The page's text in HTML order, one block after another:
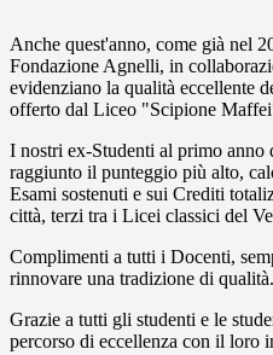
Anche quest'anno, come già nel
Fondazione Agnelli, in
evidenziano la qualità eccellente
offerto dal Liceo "Scipione
I nostri ex-Studenti al primo
raggiunto il punteggio più alto,
Esami sostenuti e sui Crediti
città, terzi tra i Licei classici del
Complimenti a tutti i Docenti,
rinnovare una tradizione di qualità.
Grazie a tutti gli studenti e le
percorso di eccellenza con il loro